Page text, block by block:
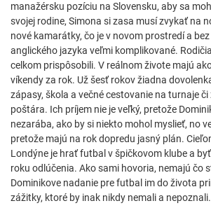
manažérsku pozíciu na Slovensku, aby sa
svojej rodine, Simona si zasa musí zvykať na
nové kamarátky, čo je v novom prostredí a
anglického jazyka veľmi komplikované.
celkom prispôsobili. V reálnom živote majú
víkendy za rok. Už šesť rokov žiadna
zápasy, škola a večné cestovanie na turnaje
poštára. Ich príjem nie je veľký, pretože
nezarába, ako by si niekto mohol myslieť, no
pretože majú na rok dopredu jasný plán.
Londýne je hrať futbal v špičkovom klube a
roku odlúčenia. Ako sami hovoria, nemajú čo
Dominikove nadanie pre futbal im do života
zážitky, ktoré by inak nikdy nemali a nepoznali.